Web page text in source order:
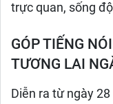
trực quan, sống
GÓP TIẾNG
TƯƠNG LAI
Diễn ra từ ngày